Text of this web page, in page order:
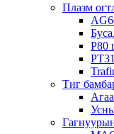
Плазм
P80
Тиг